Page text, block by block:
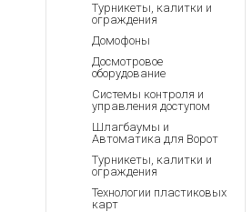
Турникеты, калитки и
ограждения
Домофоны
Досмотровое
оборудование
Системы контроля и
управления доступом
Шлагбаумы и
Автоматика для Ворот
Турникеты, калитки и
ограждения
Технологии пластиковых
карт